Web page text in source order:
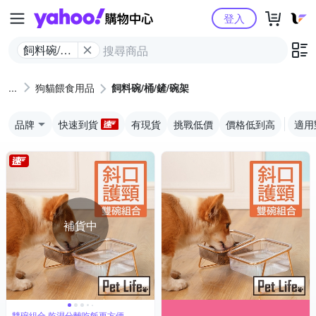
Yahoo購物中心
飼料碗/桶/
登入
狗貓餵食用品 飼料碗/桶/鏟/碗架
品牌 快速到貨 有現貨 挑戰低價 價格低到高 適
補貨中